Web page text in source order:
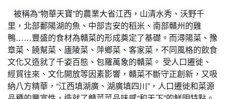
被稱為“物華天寶”的農業大省江西，山清水秀、沃野千
里，北部鄱陽湖的魚、中部吉安的稻米、南部贛州的雞
鴨……豐盛的食材為贛菜的形成奠定了基礎。而潯陽菜、豫
章菜、饒幫菜、廬陵菜、萍鄉菜、客家菜，不同風格的飲食
文化又造就了千姿百態、包羅萬象的贛菜。 受人口遷徙、
經貿往來、文化開放等因素影響，贛菜不斷守正創新，又吸
納八方精華，“江西填湖廣、湖廣填四川”，人口遷徙和菜源